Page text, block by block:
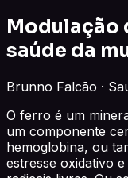
Modulação
saúde da
Brunno Falcão ·
O ferro é um
um componente
hemoglobina, ou
estresse oxidativo